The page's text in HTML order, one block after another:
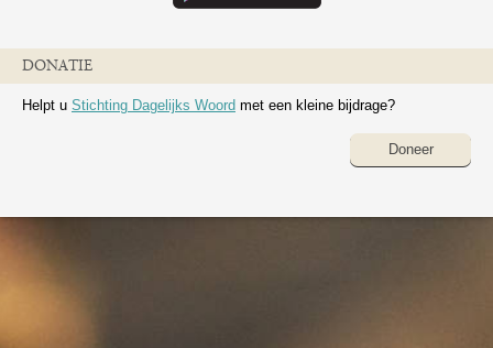
DONATIE
Helpt u Stichting Dagelijks Woord met een kleine bijdrage?
Doneer